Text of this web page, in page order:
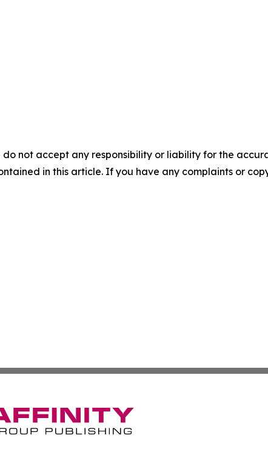
not accept any responsibility or liability for the
in this article. If you have any complaints or